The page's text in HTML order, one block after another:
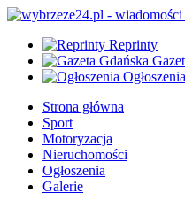
Reprinty
Ogłoszenia
Strona główna
Sport
Motoryzacja
Nieruchomości
Ogłoszenia
Galerie